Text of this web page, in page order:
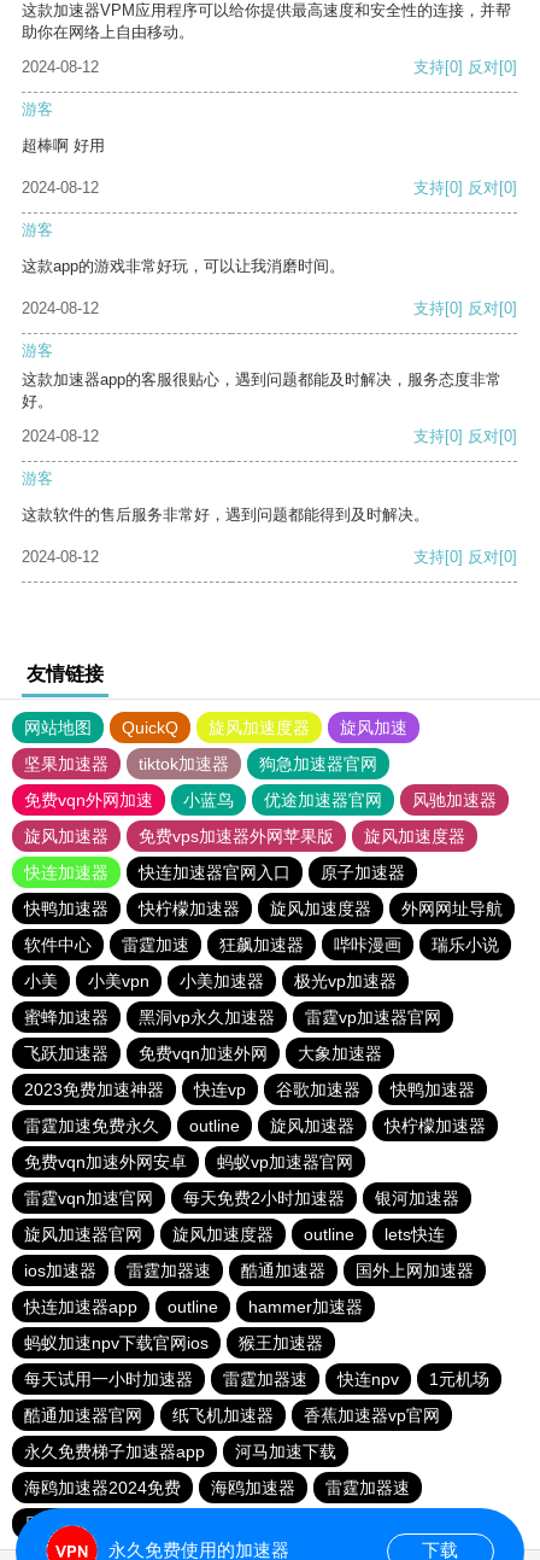
这款加速器VPM应用程序可以给你提供最高速度和安全性的连接，并帮
助你在网络上自由移动。
2024-08-12
支持[0] 反对[0]
游客
超棒啊 好用
2024-08-12 支持[0] 反对[0]
游客
这款app的游戏非常好玩，可以让我消磨时间。
2024-08-12 支持[0] 反对[0]
游客
这款加速器app的客服很贴心，遇到问题都能及时解决，服务态度非常
好。
2024-08-12
支持[0] 反对[0]
游客
这款软件的售后服务非常好，遇到问题都能得到及时解决。
2024-08-12 支持[0] 反对[0]
友情链接
网站地图 QuickQ 旋风加速度器
旋风加速
坚果加速器
tiktok加速器
狗急加速器官网
免费vqn外网加速
小蓝鸟 优途加速器官网
风驰加速器
旋风加速器
免费vps加速器外网苹果版
旋风加速度器
快连加速器
快连加速器官网入口
原子加速器
快鸭加速器
快柠檬加速器 旋风加速度器
外网网址导航
软件中心
雷霆加速 狂飙加速器 哔咔漫画
瑞乐小说
小美
小美vpn 小美加速器
极光vp加速器
蜜蜂加速器
黑洞vp永久加速器
雷霆vp加速器官网
飞跃加速器
免费vqn加速外网
大象加速器
2023免费加速神器
快连vp 谷歌加速器
快鸭加速器
雷霆加速免费永久
outline 旋风加速器
快柠檬加速器
免费vqn加速外网安卓
蚂蚁vp加速器官网
雷霆vqn加速官网
每天免费2小时加速器
银河加速器
旋风加速器官网
旋风加速度器 outline
lets快连
ios加速器
雷霆加器速 酷通加速器
国外上网加速器
快连加速器app
outline
hammer加速器
蚂蚁加速npv下载官网ios
猴王加速器
每天试用一小时加速器
雷霆加器速 快连npv
1元机场
酷通加速器官网
纸飞机加速器
香蕉加速器vp官网
永久免费梯子加速器app
河马加速下载
海鸥加速器2024免费
海鸥加速器
雷霆加器速
原子加速器
永久免费使用的加速器 下载